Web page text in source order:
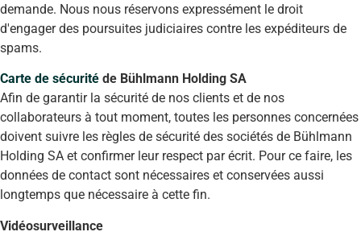
demande. Nous nous réservons expressément le droit
d'engager des poursuites judiciaires contre les expéditeurs de
spams.
Carte de sécurité de Bühlmann Holding SA
Afin de garantir la sécurité de nos clients et de nos
collaborateurs à tout moment, toutes les personnes concernées
doivent suivre les règles de sécurité des sociétés de Bühlmann
Holding SA et confirmer leur respect par écrit. Pour ce faire, les
données de contact sont nécessaires et conservées aussi
longtemps que nécessaire à cette fin.
Vidéosurveillance